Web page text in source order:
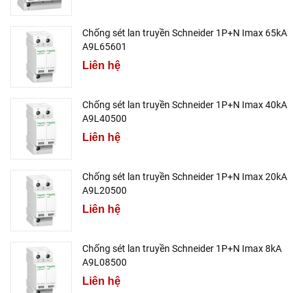
Chống sét lan truyền Schneider 1P+N Imax 65kA
A9L65601
Liên hệ
Chống sét lan truyền Schneider 1P+N Imax 40kA
A9L40500
Liên hệ
Chống sét lan truyền Schneider 1P+N Imax 20kA
A9L20500
Liên hệ
Chống sét lan truyền Schneider 1P+N Imax 8kA
A9L08500
Liên hệ